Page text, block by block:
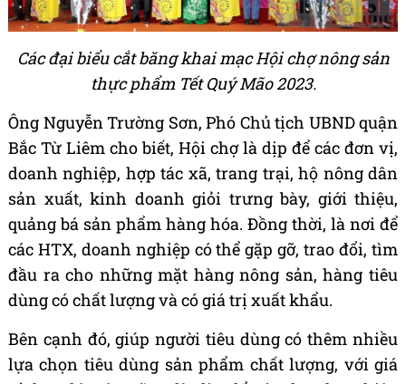
Các đại biểu cắt băng khai mạc Hội chợ nông sản
thực phẩm Tết Quý Mão 2023.
Ông Nguyễn Trường Sơn, Phó Chủ tịch UBND quận
Bắc Từ Liêm cho biết, Hội chợ là dịp để các đơn vị,
doanh nghiệp, hợp tác xã, trang trại, hộ nông dân
sản xuất, kinh doanh giỏi trưng bày, giới thiệu,
quảng bá sản phẩm hàng hóa. Đồng thời, là nơi để
các HTX, doanh nghiệp có thể gặp gỡ, trao đổi, tìm
đầu ra cho những mặt hàng nông sản, hàng tiêu
dùng có chất lượng và có giá trị xuất khẩu.
Bên cạnh đó, giúp người tiêu dùng có thêm nhiều
lựa chọn tiêu dùng sản phẩm chất lượng, với giá